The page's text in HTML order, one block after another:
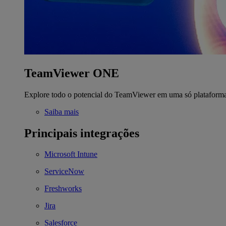
TeamViewer ONE
Explore todo o potencial do TeamViewer em uma só
Saiba mais
Principais integrações
Microsoft Intune
ServiceNow
Freshworks
Jira
Salesforce